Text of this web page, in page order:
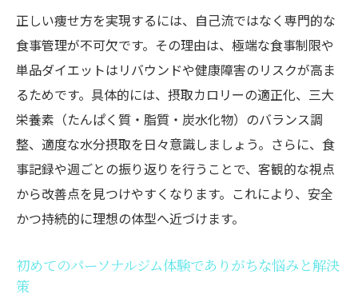
正しい痩せ方を実現するには、自己流ではなく専門的な
食事管理が不可欠です。その理由は、極端な食事制限や
単品ダイエットはリバウンドや健康障害のリスクが高ま
るためです。具体的には、摂取カロリーの適正化、三大
栄養素（たんぱく質・脂質・炭水化物）のバランス調
整、適度な水分摂取を日々意識しましょう。さらに、食
事記録や週ごとの振り返りを行うことで、客観的な視点
から改善点を見つけやすくなります。これにより、安全
かつ持続的に理想の体型へ近づけます。
初めてのパーソナルジム体験でありがちな悩みと解決
策